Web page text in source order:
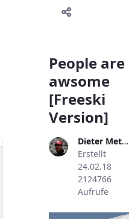
Die durchschnittliche
People are
awsome
[Freeski
Version]
Dieter Metzler
Erstellt
24.02.18
2124766
Aufrufe